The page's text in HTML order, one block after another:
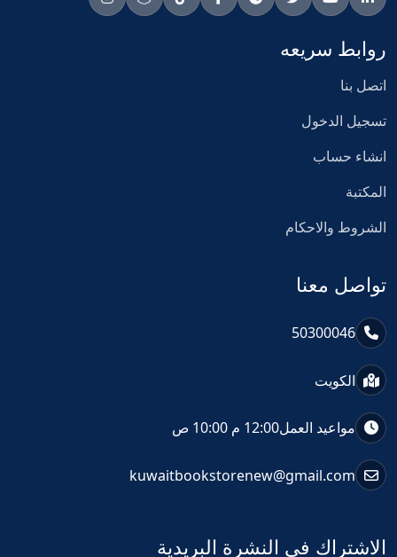
روابط سريعه
اتصل بنا
تسجيل الدخول
انشاء حساب
المكتبة
الشروط والاحكام
تواصل معنا
50300046
الكويت
مواعيد العمل12:00 م 10:00 ص
kuwaitbookstorenew@gmail.com
الاشتراك فى النشرة البريدية